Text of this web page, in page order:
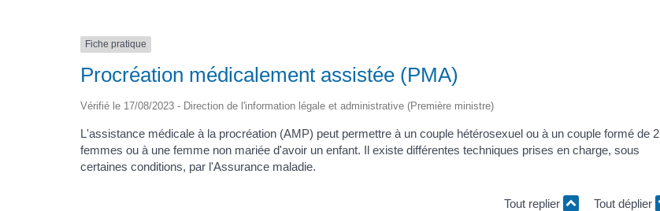
Fiche pratique
Procréation médicalement assistée (PMA)
Vérifié le 17/08/2023 - Direction de l'information légale et administrative (Première ministre)
L'assistance médicale à la procréation (AMP) peut permettre à un couple hétérosexuel ou à un couple formé de 2
femmes ou à une femme non mariée d'avoir un enfant. Il existe différentes techniques prises en charge, sous
certaines conditions, par l'Assurance maladie.
Tout replier Tout déplier